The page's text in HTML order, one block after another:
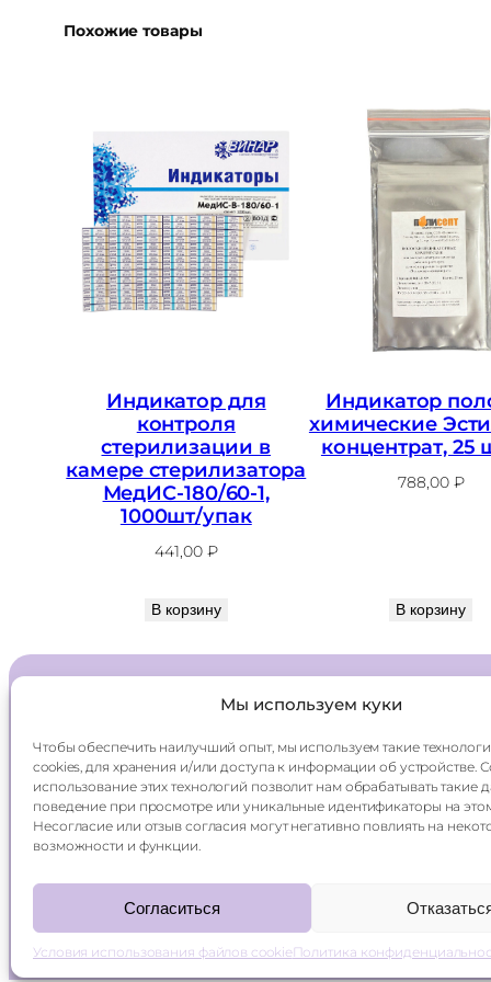
Мы используем куки
Чтобы обеспечить наилучший опыт, мы используем такие
cookies, для хранения и/или доступа к информации об устройстве.
использование этих технологий позволит нам обрабатывать такие
поведение при просмотре или уникальные идентификаторы на
Несогласие или отзыв согласия могут негативно повлиять на
возможности и функции.
Согласиться
Условия использования файлов cookieПолитика
Похожие товары
Индикатор для
контроля
стерилизации в
камере стерилизатора
МедИС-180/60-1,
1000шт/упак
441,00 ₽
В корзину
Индикатор
химические
концентрат, 25
788,00 ₽
В корзину
Каталог
О компании
Оплата
Контакты
smetico ©2026политика